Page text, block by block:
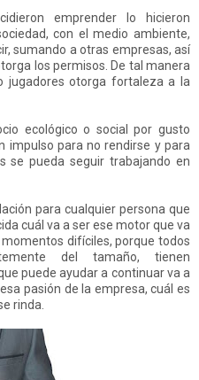
emprender lo hicieron
con el medio ambiente,
sumando a otras empresas, así
los permisos. De tal manera
jugadores otorga fortaleza a la
ecológico o social por gusto
impulso para no rendirse y para
se pueda seguir trabajando en
para cualquier persona que
cuál va a ser ese motor que va
difíciles, porque todos
del tamaño, tienen
puede ayudar a continuar va a
pasión de la empresa, cuál es
rinda.